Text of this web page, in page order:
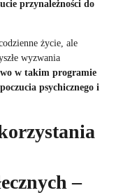
przynależności do
życie, ale
wyzwania
w takim programie
psychicznego i
–